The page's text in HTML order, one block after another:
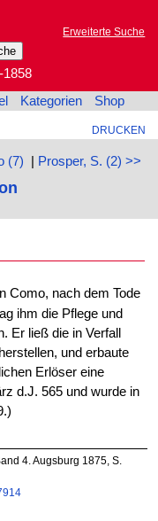
Erweiterte Suche
1858
Kategorien Shop
DRUCKEN
(7) | Prosper, S. (2) >>
Como, nach dem Tode
ihm die Pflege und
Er ließ die in Verfall
und erbaute
Erlöser eine
d.J. 565 und wurde in
4. Augsburg 1875, S.